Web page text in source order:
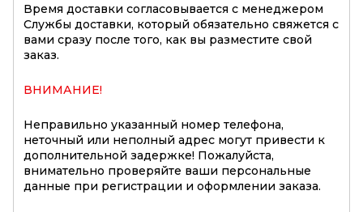
Время доставки согласовывается с менеджером
Службы доставки, который обязательно свяжется с
вами сразу после того, как вы разместите свой
заказ.
ВНИМАНИЕ!
Неправильно указанный номер телефона,
неточный или неполный адрес могут привести к
дополнительной задержке! Пожалуйста,
внимательно проверяйте ваши персональные
данные при регистрации и оформлении заказа.